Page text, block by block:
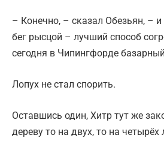
– Конечно, – сказал Обезьян, –
бег рысцой – лучший способ
сегодня в Чипингфорде
Лопух не стал спорить.
Оставшись один, Хитр тут же
дереву то на двух, то на